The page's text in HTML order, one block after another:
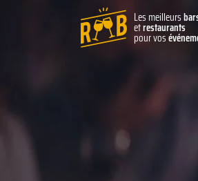
Les meilleurs
etrestaurants
pour vos